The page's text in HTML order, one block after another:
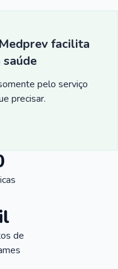
facilita
saúde
pelo serviço
precisar.
de